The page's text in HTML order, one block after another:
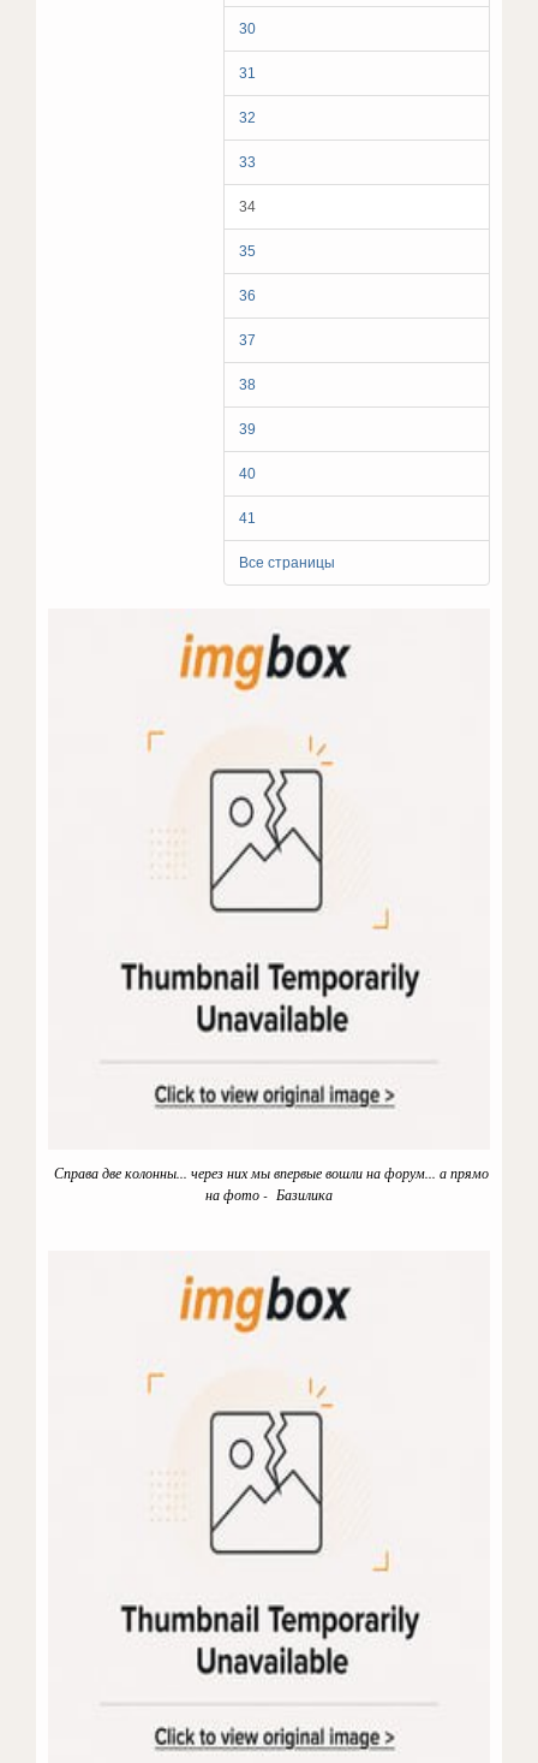
30
31
32
33
34
35
36
37
38
39
40
41
Все страницы
Справа две колонны... через них мы впервые вошли на форум... а прямо
на фото - Базилика